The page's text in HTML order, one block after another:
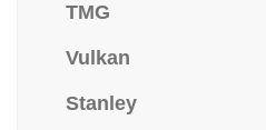
TMG
Vulkan
Stanley